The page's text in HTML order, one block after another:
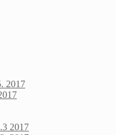
2017
2017